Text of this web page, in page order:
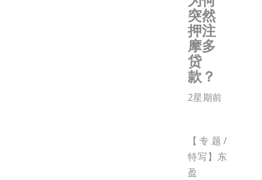
突然
押注
摩多
贷
款？
2星期前
【专题/
特写】东
盈